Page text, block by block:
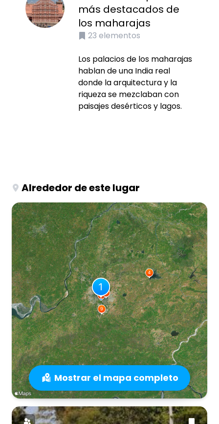
más destacados de
los maharajas
23 elementos
Los palacios de los maharajas
hablan de una India real
donde la arquitectura y la
riqueza se mezclaban con
paisajes desérticos y lagos.
Alrededor de este lugar
Mostrar el mapa completo